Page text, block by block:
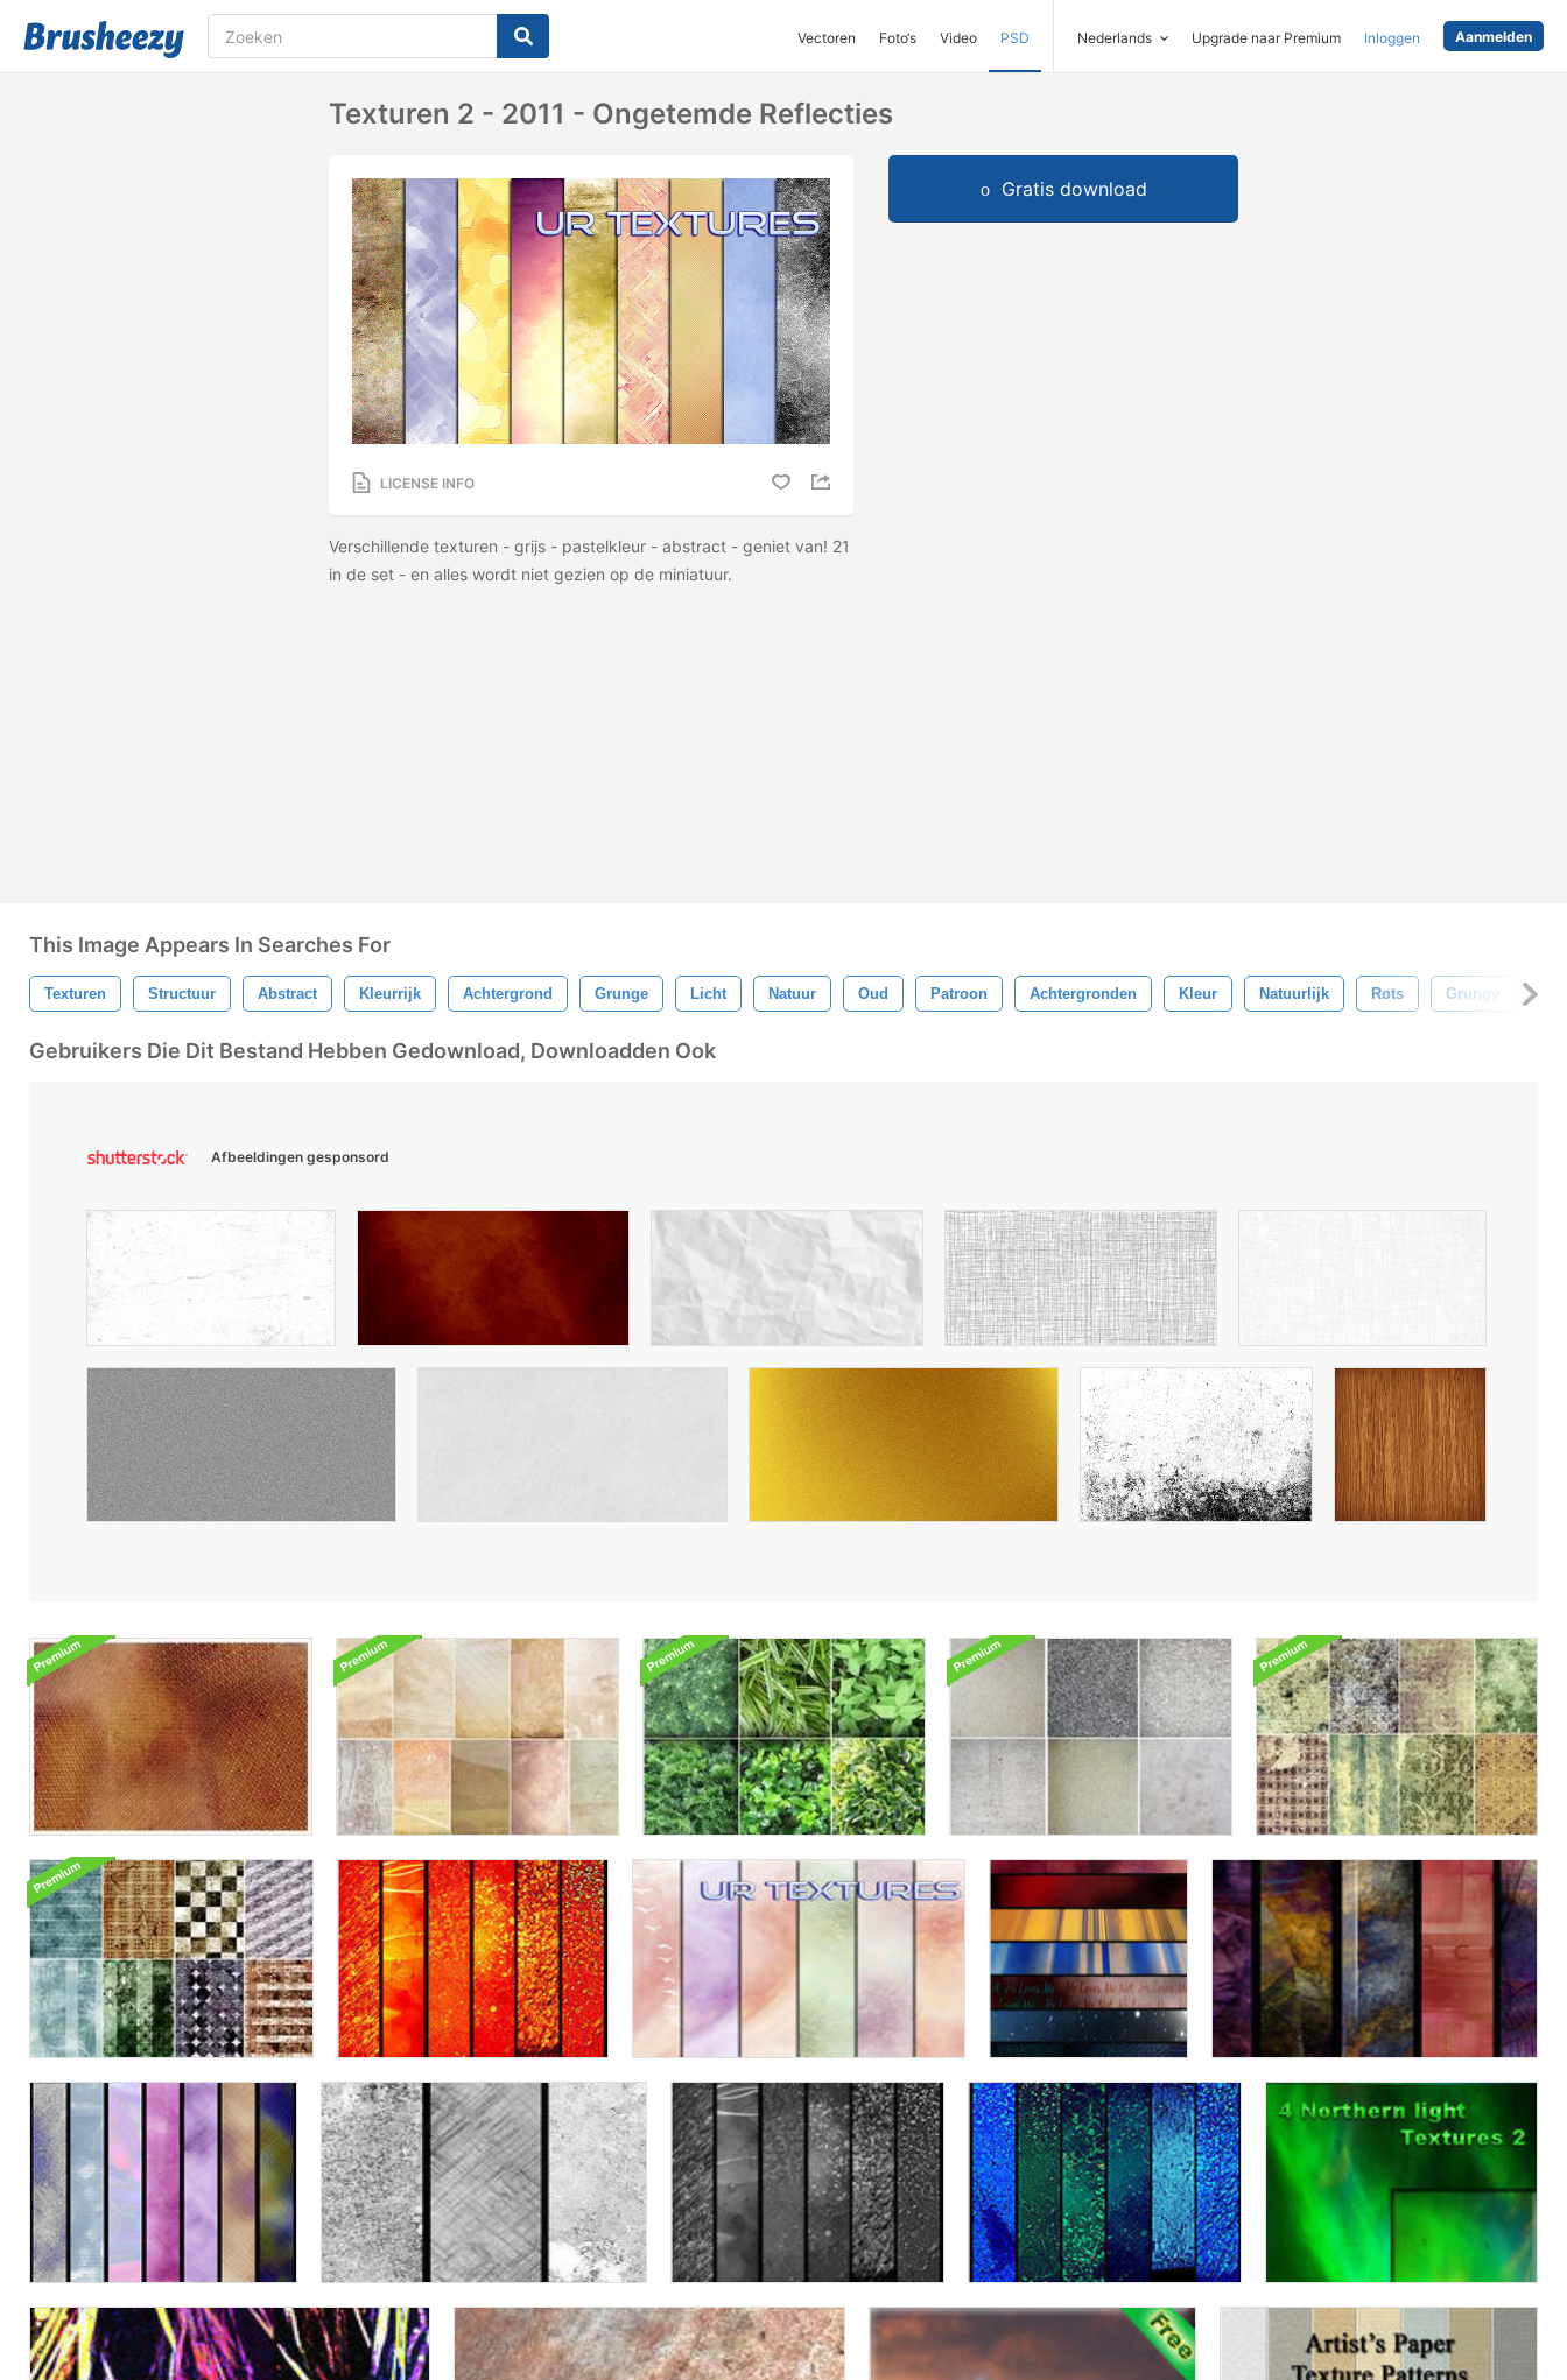
Vectoren Foto‘s Video PSD Nederlands Upgrade naar Premium Inloggen Aanmelden
Texturen 2 - 2011 - Ongetemde Reflecties
LICENSE INFO
Verschillende texturen - grijs - pastelkleur - abstract - geniet van! 21
in de set - en alles wordt niet gezien op de miniatuur.
Gratis download
This Image Appears In Searches For
Texturen Structuur Abstract Kleurrijk Achtergrond Grunge Licht Natuur Oud Patroon Achtergronden Kleur Natuurlijk Rots Grungy
Gebruikers Die Dit Bestand Hebben Gedownload, Downloadden Ook
Afbeeldingen gesponsord